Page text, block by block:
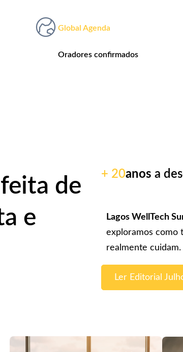
Global Agenda
Oradores confirmados
de
e
+ 20anos a
Lagos WellTech
exploramos como
realmente cuidam.
Ler Editorial